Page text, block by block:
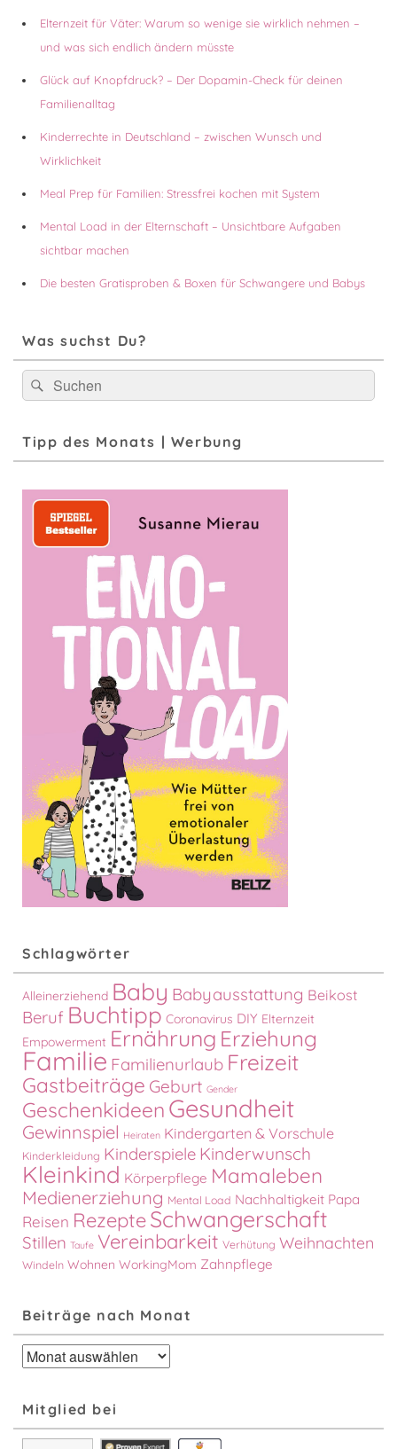
Elternzeit für Väter: Warum so wenige sie wirklich nehmen –
und was sich endlich ändern müsste
Glück auf Knopfdruck? – Der Dopamin-Check für deinen
Familienalltag
Kinderrechte in Deutschland – zwischen Wunsch und
Wirklichkeit
Meal Prep für Familien: Stressfrei kochen mit System
Mental Load in der Elternschaft – Unsichtbare Aufgaben
sichtbar machen
Die besten Gratisproben & Boxen für Schwangere und Babys
Was suchst Du?
Suchen
nach:
Suchen
Tipp des Monats | Werbung
Schlagwörter
Alleinerziehend Baby Babyausstattung Beikost
Beruf Buchtipp Coronavirus DIY Elternzeit
Empowerment Ernährung Erziehung
Familie Familienurlaub Freizeit
Gastbeiträge Geburt Gender
Geschenkideen Gesundheit
Gewinnspiel Heiraten Kindergarten & Vorschule
Kinderkleidung Kinderspiele Kinderwunsch
Kleinkind Körperpflege Mamaleben
Medienerziehung Mental Load Nachhaltigkeit Papa
Reisen RezepteSchwangerschaft
Stillen Taufe Vereinbarkeit Verhütung Weihnachten
Windeln Wohnen WorkingMom Zahnpflege
Beiträge nach Monat
Beiträge
nach
Mitglied bei